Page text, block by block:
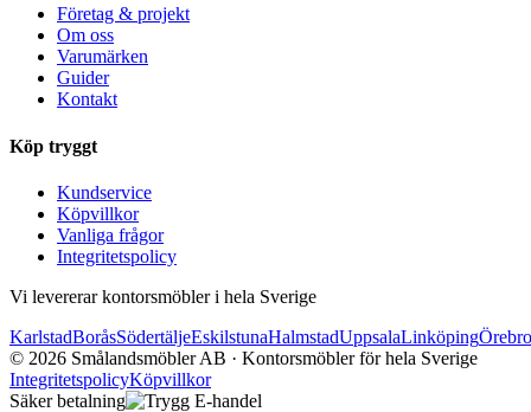
Företag & projekt
Om oss
Varumärken
Guider
Kontakt
Köp tryggt
Kundservice
Köpvillkor
Vanliga frågor
Integritetspolicy
Vi levererar kontorsmöbler i hela Sverige
KarlstadBoråsSödertäljeEskilstunaHalmstadUppsalaLinköpingÖrebro
© 2026 Smålandsmöbler AB · Kontorsmöbler för hela Sverige
IntegritetspolicyKöpvillkor
Säker betalning